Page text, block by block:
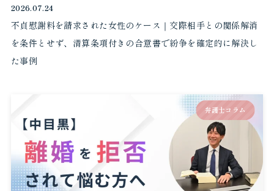
不貞慰謝料を請求された女性のケース｜交際相手との関係解消
を条件とせず、清算条項付きの合意書で紛争を確定的に解決し
た事例
2026.07.24
弁護士コラム